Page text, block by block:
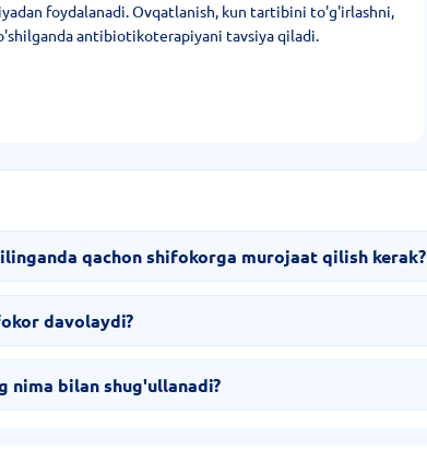
foydalanadi. Ovqatlanish, kun tartibini to'g'irlashni,
antibiotikoterapiyani tavsiya qiladi.
qachon shifokorga murojaat qilish kerak?
davolaydi?
nima bilan shug'ullanadi?